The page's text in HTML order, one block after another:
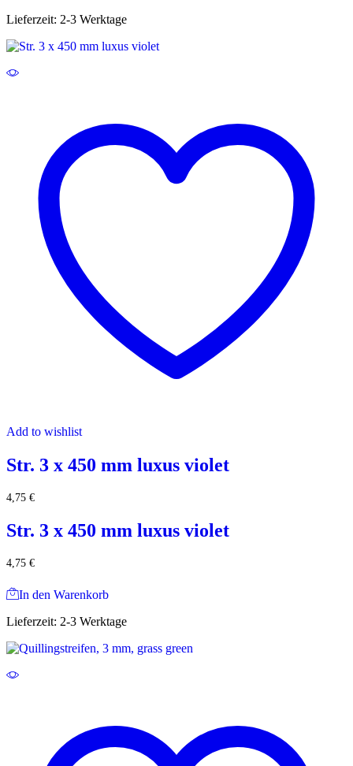
Lieferzeit: 2-3 Werktage
Add to wishlist
Str. 3 x 450 mm luxus violet
4,75 €
Str. 3 x 450 mm luxus violet
4,75 €
In den Warenkorb
Lieferzeit: 2-3 Werktage